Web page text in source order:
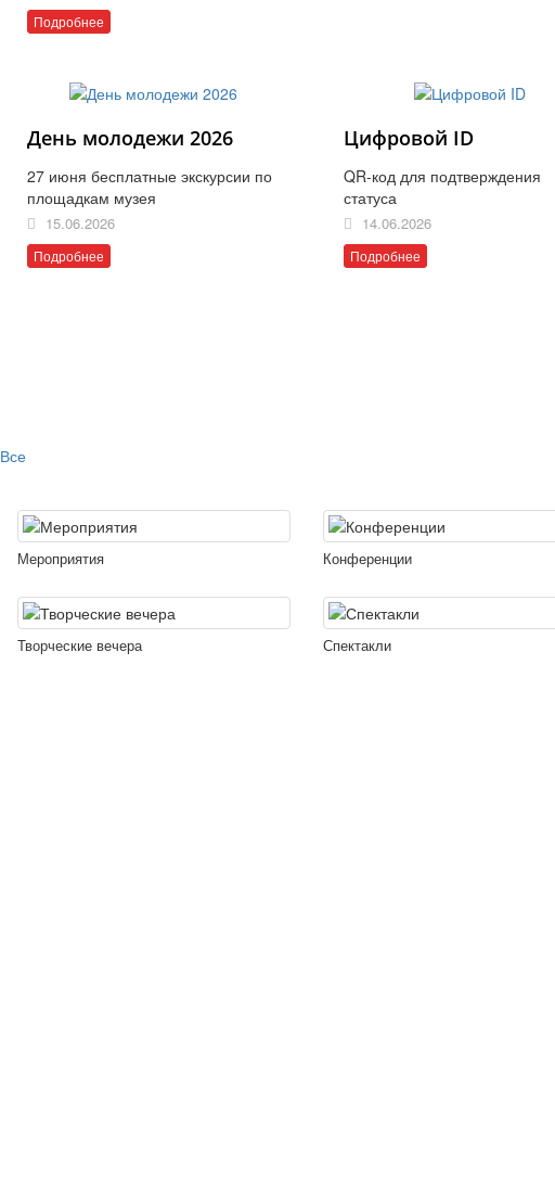
Подробнее
День молодежи 2026
27 июня бесплатные экскурсии по
площадкам музея
15.06.2026
Подробнее
Цифровой ID
QR-код для подтверждения
статуса
14.06.2026
Подробнее
Все
Мероприятия Конференции
Творческие вечера Спектакли